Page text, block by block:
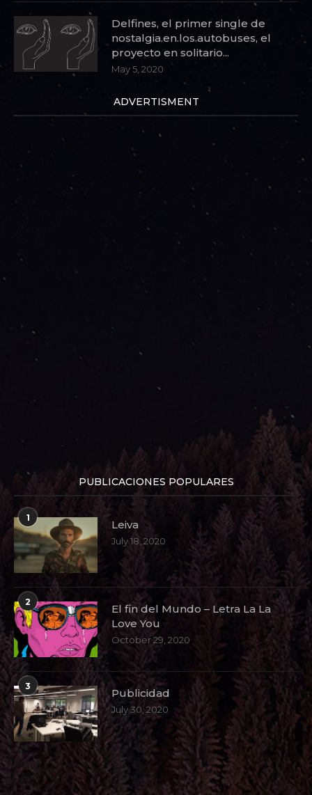
Delfines, el primer single de
nostalgia.en.los.autobuses, el
proyecto en solitario...
May 5, 2020
ADVERTISMENT
PUBLICACIONES POPULARES
1
Leiva
July 18, 2020
2
El fin del Mundo – Letra La La
Love You
October 29, 2020
3
Publicidad
July 30, 2020